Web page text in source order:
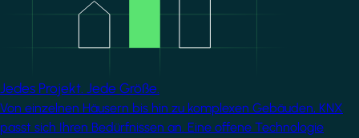
Jedes Projekt. Jede Größe.
Von einzelnen Häusern bis hin zu komplexen Gebäuden, KNX
passt sich Ihren Bedürfnissen an. Eine offene Technologie